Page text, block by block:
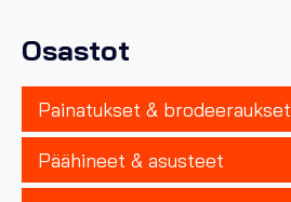
Osastot
Painatukset & brodeeraukset
Päähineet & asusteet